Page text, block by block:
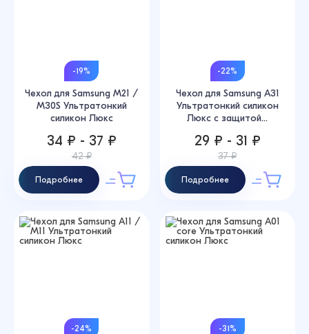
-19%
Чехол для Samsung M21 /
M30S Ультратонкий
силикон Люкс
34 ₽ - 37 ₽
42 ₽
Подробнее
-22%
Чехол для Samsung A31
Ультратонкий силикон
Люкс с защитой...
29 ₽ - 31 ₽
37 ₽
Подробнее
-24% -31%